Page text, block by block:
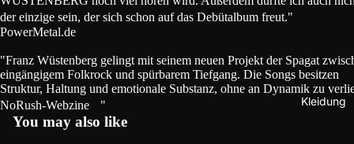
Kleidung
der einzige sein, der sich schon auf das Debütalbum freut."
PowerMetal.de
"Franz Wüstenberg gelingt mit seinem neuen Projekt der Spagat
eingängigem Folkrock und spürbarem Tiefgang. Die Songs besitzen
Struktur, Haltung und emotionale Substanz, ohne an Dynamik zu
NoRush-Webzine "
You may also like